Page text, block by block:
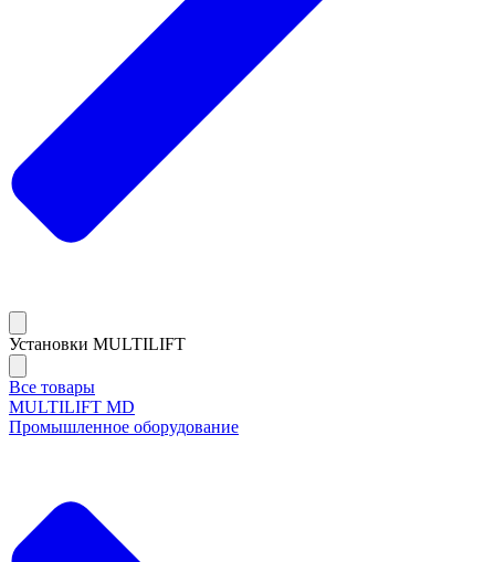
Установки MULTILIFT
Все товары
MULTILIFT MD
Промышленное оборудование